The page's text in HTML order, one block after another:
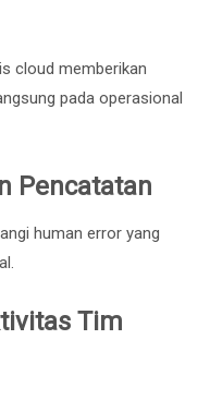
cloud memberikan
pada operasional
Pencatatan
human error yang
Tim